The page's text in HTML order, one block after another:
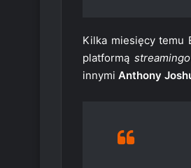
Kilka miesięcy temu
platformą
innymi Anthony